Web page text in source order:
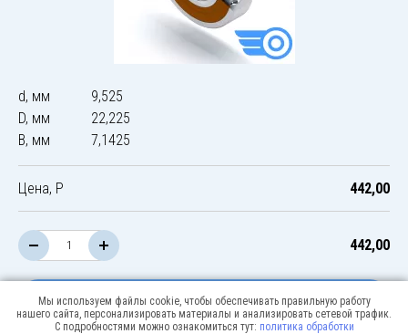
d, мм
9,525
D, мм
22,225
B, мм
7,1425
Цена, Р 442,00
442,00
В корзину
Мы используем файлы cookie, чтобы обеспечивать правильную работу
нашего сайта, персонализировать материалы и анализировать сетевой трафик.
С подробностями можно ознакомиться тут: политика обработки